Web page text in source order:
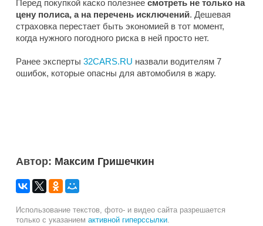
Перед покупкой каско полезнее смотреть не только на
цену полиса, а на перечень исключений. Дешевая
страховка перестает быть экономией в тот момент,
когда нужного погодного риска в ней просто нет.
Ранее эксперты 32CARS.RU назвали водителям 7
ошибок, которые опасны для автомобиля в жару.
Автор: Максим Гришечкин
Использование текстов, фото- и видео сайта разрешается
только с указанием активной гиперссылки.